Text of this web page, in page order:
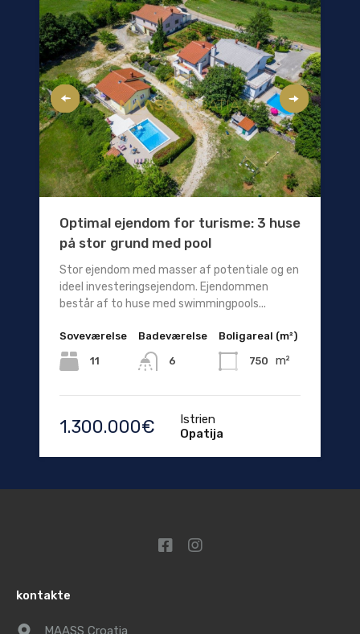
Optimal ejendom for turisme: 3 huse
på stor grund med pool
Stor ejendom med masser af potentiale og en
ideel investeringsejendom. Ejendommen
består af to huse med swimmingpools...
Soveværelse
11
Badeværelse
6
Boligareal (m²)
750 m²
1.300.000€
Istrien
Opatija
kontakte
MAASS Croatia